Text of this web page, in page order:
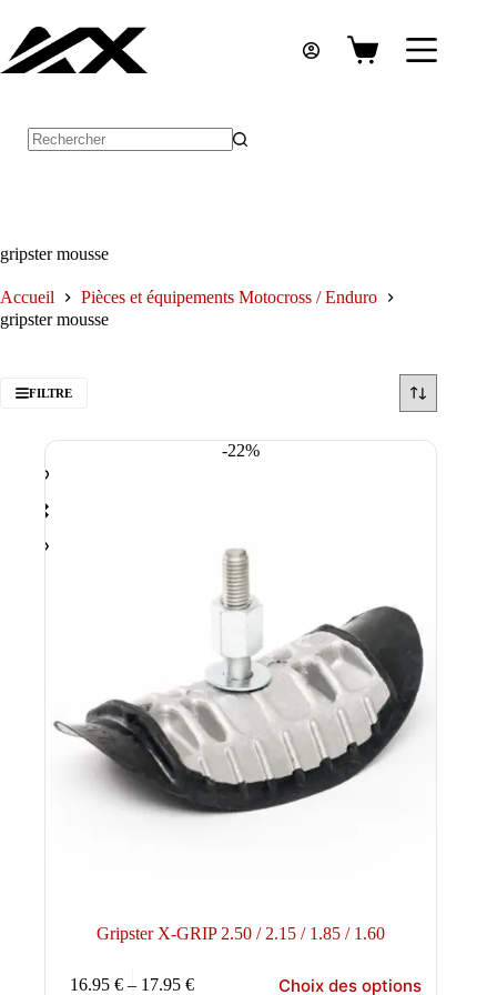
contenu
Panier
gripster mousse
Accueil
Pièces et équipements Motocross / Enduro
gripster mousse
FILTRE
-22%
Gripster X-GRIP 2.50 / 2.15 / 1.85 / 1.60
16.95€ – 17.95€ Choix des options
produit